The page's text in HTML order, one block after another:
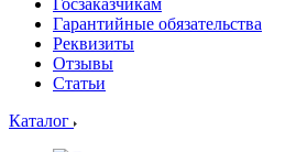
Госзаказчикам
Гарантийные обязательства
Реквизиты
Отзывы
Статьи
Каталог